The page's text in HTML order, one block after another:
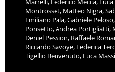
Marrelli, Federico Mecca,
Montrosset, Matteo Nigra,
Emiliano Pala, Gabriele
Ponsetto, Andrea Portigliatti,
Deniel Pession, Raffaele
Riccardo Savoye, Federica
Tigellio Benvenuto, Luca